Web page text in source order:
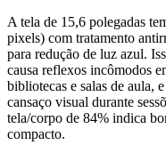
A tela de 15,6 polegadas
pixels) com tratamento
para redução de luz azul.
causa reflexos incômodos
bibliotecas e salas de aula,
cansaço visual durante
tela/corpo de 84% indica
compacto.